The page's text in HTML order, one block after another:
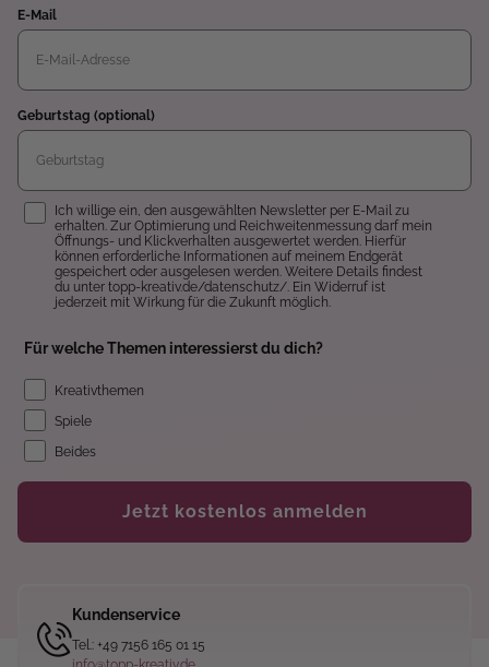
E-Mail
Geburtstag (optional)
Einwilligung
Ich willige ein, den ausgewählten Newsletter per E-Mail zu
erhalten. Zur Optimierung und Reichweitenmessung darf mein
Öffnungs- und Klickverhalten ausgewertet werden. Hierfür
können erforderliche Informationen auf meinem Endgerät
gespeichert oder ausgelesen werden. Weitere Details findest
du unter topp-kreativ.de/datenschutz/. Ein Widerruf ist
jederzeit mit Wirkung für die Zukunft möglich.
Für welche Themen interessierst du dich?
Kreativthemen
Spiele
Beides
Jetzt kostenlos anmelden
Kundenservice
Tel.: +49 7156 165 01 15